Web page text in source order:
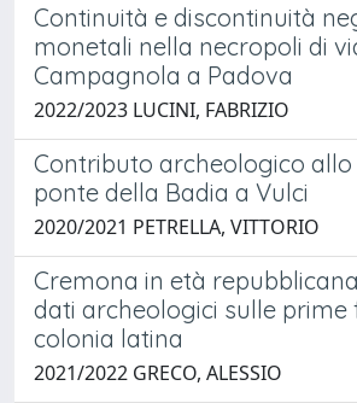
Continuità e discontinuità
monetali nella necropoli di
Campagnola a Padova
2022/2023 LUCINI, FABRIZIO
Contributo archeologico allo
ponte della Badia a Vulci
2020/2021 PETRELLA, VITTORIO
Cremona in età
dati archeologici sulle prime
colonia latina
2021/2022 GRECO, ALESSIO